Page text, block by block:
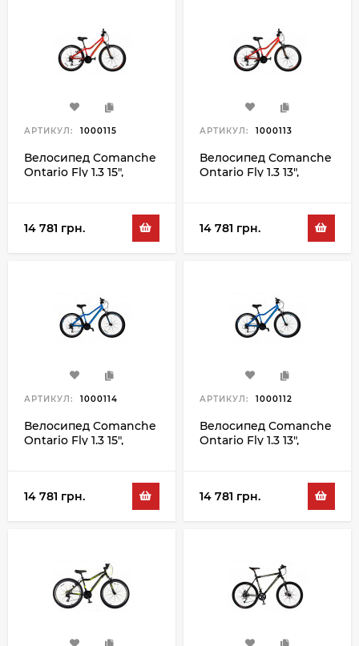
АРТИКУЛ: 1000115
Велосипед Comanche
Ontario Fly 1.3 15",
14 781 грн.
АРТИКУЛ: 1000113
Велосипед Comanche
Ontario Fly 1.3 13",
14 781 грн.
АРТИКУЛ: 1000114
Велосипед Comanche
Ontario Fly 1.3 15",
14 781 грн.
АРТИКУЛ: 1000112
Велосипед Comanche
Ontario Fly 1.3 13",
14 781 грн.